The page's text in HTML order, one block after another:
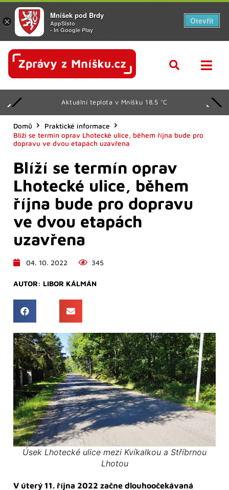
Aktuální teplota v Mníšku 18.5 °C
Domů
Praktické informace
Blíží se termín oprav Lhotecké ulice, během října bude pro
dopravu ve dvou etapách uzavřena
Blíží se termín oprav
Lhotecké ulice, během
října bude pro dopravu
ve dvou etapách
uzavřena
04. 10. 2022 345
AUTOR: LIBOR KÁLMÁN
Úsek Lhotecké ulice mezi Kvíkalkou a Stříbrnou
Lhotou
V úterý 11. října 2022 začne dlouhoočekávaná
×
Mníšek pod Brdy
AppSisto
- In Google Play
Otevřít